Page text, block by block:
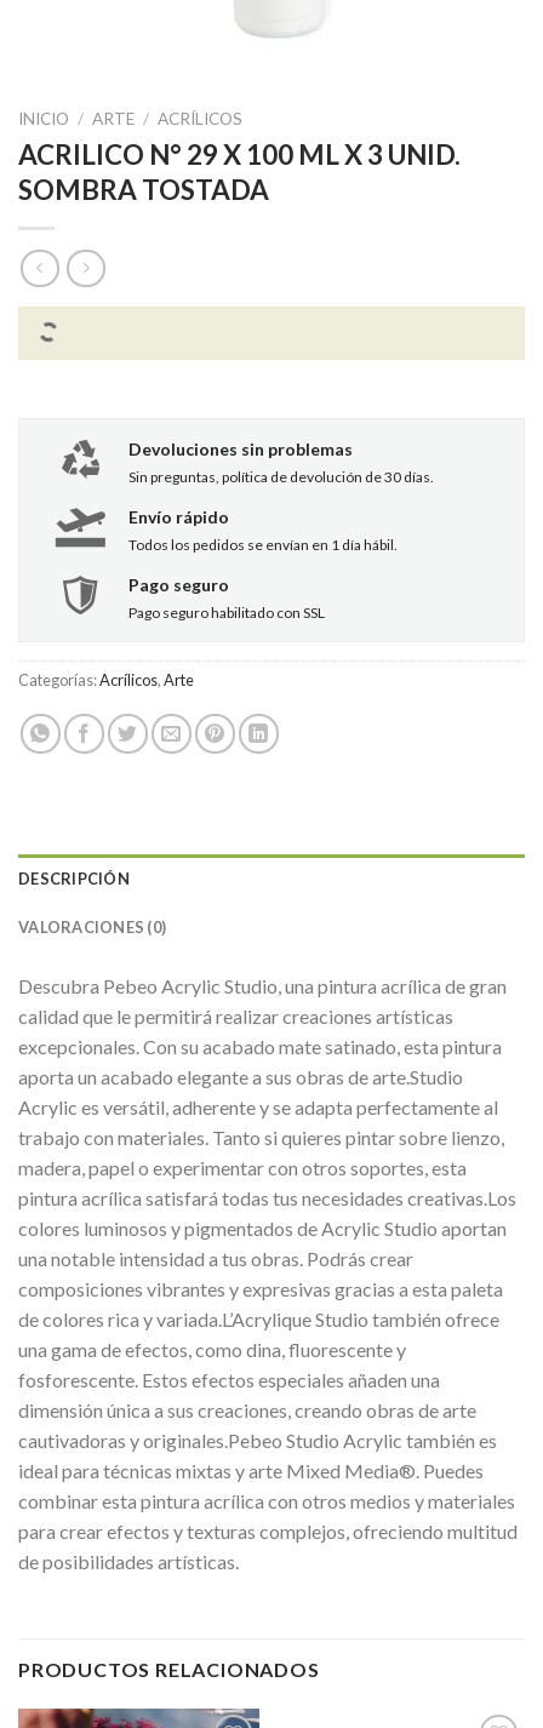
INICIO / ARTE / ACRÍLICOS
ACRILICO N° 29 X 100 ML X 3 UNID.
SOMBRA TOSTADA
Devoluciones sin problemas
Sin preguntas, política de devolución de 30 días.
Envío rápido
Todos los pedidos se envían en 1 día hábil.
Pago seguro
Pago seguro habilitado con SSL
Categorías:Acrílicos,Arte
DESCRIPCIÓN
VALORACIONES (0)
Descubra Pebeo Acrylic Studio, una pintura acrílica de gran
calidad que le permitirá realizar creaciones artísticas
excepcionales. Con su acabado mate satinado, esta pintura
aporta un acabado elegante a sus obras de arte.Studio
Acrylic es versátil, adherente y se adapta perfectamente al
trabajo con materiales. Tanto si quieres pintar sobre lienzo,
madera, papel o experimentar con otros soportes, esta
pintura acrílica satisfará todas tus necesidades creativas.Los
colores luminosos y pigmentados de Acrylic Studio aportan
una notable intensidad a tus obras. Podrás crear
composiciones vibrantes y expresivas gracias a esta paleta
de colores rica y variada.L’Acrylique Studio también ofrece
una gama de efectos, como dina, fluorescente y
fosforescente. Estos efectos especiales añaden una
dimensión única a sus creaciones, creando obras de arte
cautivadoras y originales.Pebeo Studio Acrylic también es
ideal para técnicas mixtas y arte Mixed Media®. Puedes
combinar esta pintura acrílica con otros medios y materiales
para crear efectos y texturas complejos, ofreciendo multitud
de posibilidades artísticas.
PRODUCTOS RELACIONADOS